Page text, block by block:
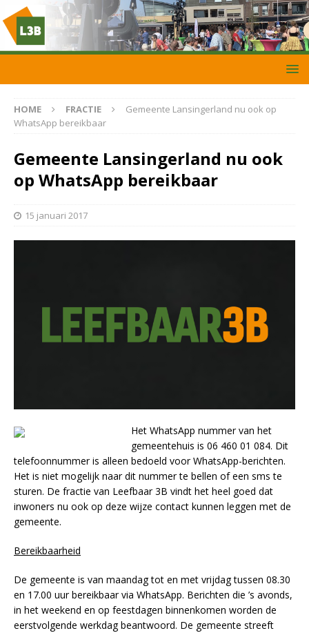
HOME FRACTIE
Gemeente Lansingerland nu ook op
WhatsApp bereikbaar
Gemeente Lansingerland nu ook
op WhatsApp bereikbaar
15 januari 2017
Het WhatsApp nummer van het
gemeentehuis is 06 460 01 084. Dit
telefoonnummer is alleen bedoeld voor WhatsApp-berichten.
Het is niet mogelijk naar dit nummer te bellen of een sms te
sturen. De fractie van Leefbaar 3B vindt het heel goed dat
inwoners nu ook op deze wijze contact kunnen leggen met de
gemeente.
Bereikbaarheid
De gemeente is van maandag tot en met vrijdag tussen 08.30
en 17.00 uur bereikbaar via WhatsApp. Berichten die ’s avonds,
in het weekend en op feestdagen binnenkomen worden de
eerstvolgende werkdag beantwoord. De gemeente streeft